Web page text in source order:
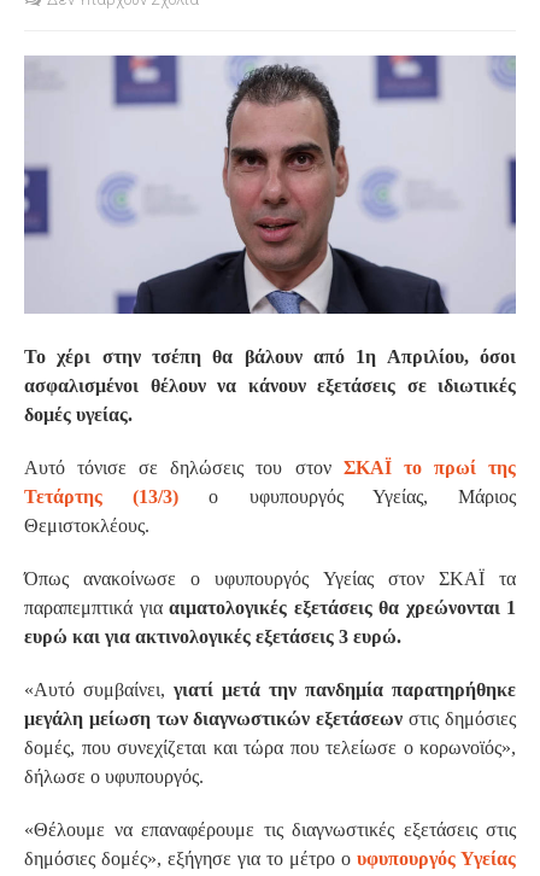
Το χέρι στην τσέπη θα βάλουν από 1η Απριλίου, όσοι
ασφαλισμένοι θέλουν να κάνουν εξετάσεις σε ιδιωτικές
δομές υγείας.
Αυτό τόνισε σε δηλώσεις του στον ΣΚΑΪ το πρωί της
Τετάρτης (13/3)ο υφυπουργός Υγείας, Μάριος
Θεμιστοκλέους.
Όπως ανακοίνωσε ο υφυπουργός Υγείας στον ΣΚΑΪ τα
παραπεμπτικά για αιματολογικές εξετάσεις θα χρεώνονται 1
ευρώ και για ακτινολογικές εξετάσεις 3 ευρώ.
«Αυτό συμβαίνει, γιατί μετά την πανδημία παρατηρήθηκε
μεγάλη μείωση των διαγνωστικών εξετάσεωνστις δημόσιες
δομές, που συνεχίζεται και τώρα που τελείωσε ο κορωνοϊός»,
δήλωσε ο υφυπουργός.
«Θέλουμε να επαναφέρουμε τις διαγνωστικές εξετάσεις στις
δημόσιες δομές», εξήγησε για το μέτρο ο υφυπουργός Υγείας